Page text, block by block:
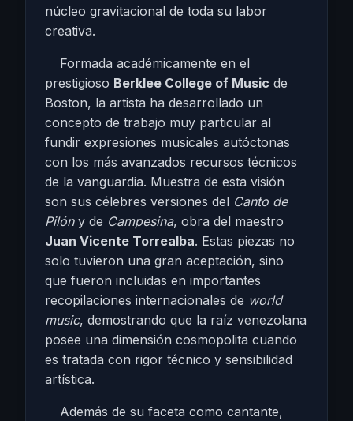
núcleo gravitacional de toda su labor
creativa.
Formada académicamente en el
prestigioso Berklee College of Music de
Boston, la artista ha desarrollado un
concepto de trabajo muy particular al
fundir expresiones musicales autóctonas
con los más avanzados recursos técnicos
de la vanguardia. Muestra de esta visión
son sus célebres versiones del Canto de
Pilóny de Campesina, obra del maestro
Juan Vicente Torrealba. Estas piezas no
solo tuvieron una gran aceptación, sino
que fueron incluidas en importantes
recopilaciones internacionales de world
music, demostrando que la raíz venezolana
posee una dimensión cosmopolita cuando
es tratada con rigor técnico y sensibilidad
artística.
Además de su faceta como cantante,